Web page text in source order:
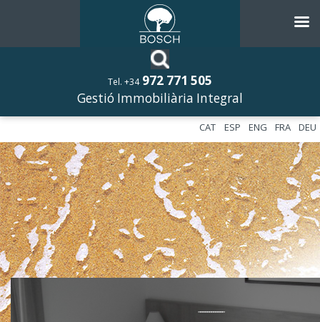
Tel. +34 972 771 505
Gestió Immobiliària Integral
DEU
FRA
ENG
ESP
CAT
––––––––––––